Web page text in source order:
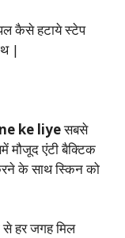
कैसे हटाये स्टेप
|
ke liyeसबसे
मौजूद एंटी बैक्टिक
के साथ स्किन को
से हर जगह मिल